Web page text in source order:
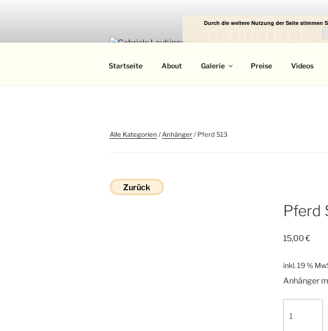
GABRIELE
Startseite About Galerie Preise Videos
Alle Kategorien /Anhänger/ Pferd S13
Zurück
Pferd
15,00€
inkl. 19 %
Anhänger
S13
Durch die weitere Nutzung der Seite stimmen